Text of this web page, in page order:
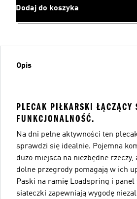
Dodaj do koszyka
Opis
PLECAK PIŁKARSKI ŁĄCZĄCY
FUNKCJONALNOŚĆ.
Na dni pełne aktywności ten
sprawdzi się idealnie. Pojemna
dużo miejsca na niezbędne rzeczy,
dolne przegrody pomagają w ich
Paski na ramię Loadspring i panel
siateczki zapewniają wygodę